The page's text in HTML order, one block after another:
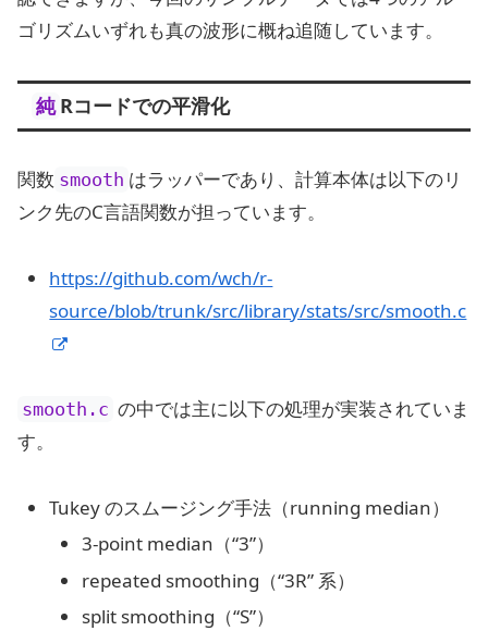
ゴリズムいずれも真の波形に概ね追随しています。
純 Rコードでの平滑化
関数 smooth はラッパーであり、計算本体は以下のリ
ンク先のC言語関数が担っています。
https://github.com/wch/r-
source/blob/trunk/src/library/stats/src/smooth.c
smooth.c の中では主に以下の処理が実装されていま
す。
Tukey のスムージング手法（running median）
3-point median（“3”）
repeated smoothing（“3R” 系）
split smoothing（“S”）